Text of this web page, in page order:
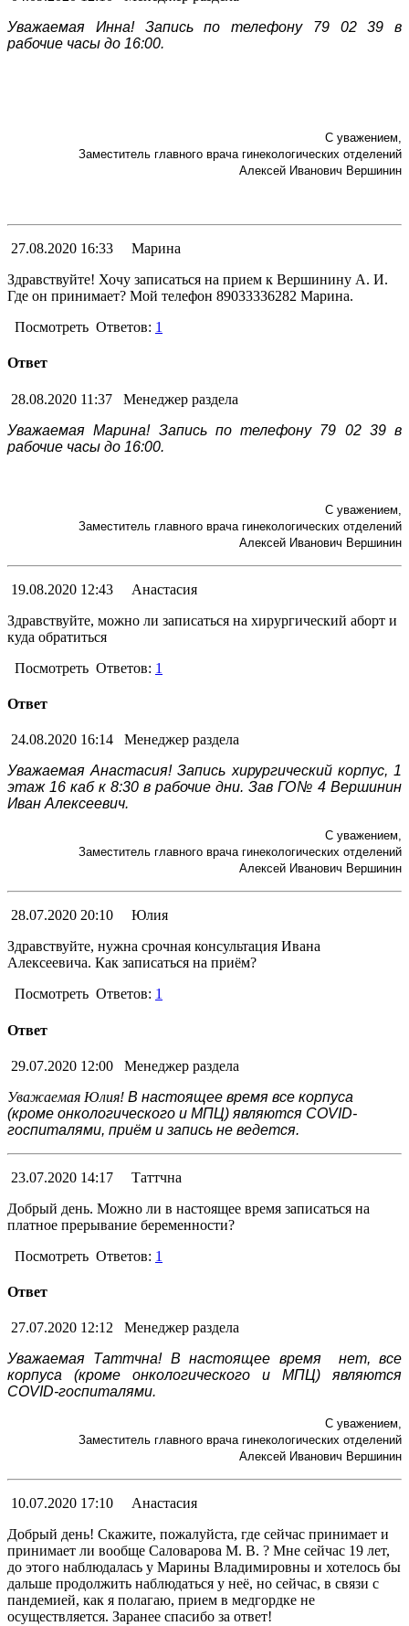
Уважаемая Инна! Запись по телефону 79 02 39 в
рабочие часы до 16:00.
С уважением,
Заместитель главного врача гинекологических отделений
Алексей Иванович Вершинин
27.08.2020 16:33
Марина
Здравствуйте! Хочу записаться на прием к Вершинину А. И.
Где он принимает? Мой телефон 89033336282 Марина.
Посмотреть Ответов: 1
Ответ
28.08.2020 11:37
Менеджер раздела
Уважаемая Марина! Запись по телефону 79 02 39 в
рабочие часы до 16:00.
С уважением,
Заместитель главного врача гинекологических отделений
Алексей Иванович Вершинин
19.08.2020 12:43
Анастасия
Здравствуйте, можно ли записаться на хирургический аборт и
куда обратиться
Посмотреть Ответов: 1
Ответ
24.08.2020 16:14
Менеджер раздела
Уважаемая Анастасия! Запись хирургический корпус, 1
этаж 16 каб к 8:30 в рабочие дни. Зав ГО№ 4 Вершинин
Иван Алексеевич.
С уважением,
Заместитель главного врача гинекологических отделений
Алексей Иванович Вершинин
28.07.2020 20:10
Юлия
Здравствуйте, нужна срочная консультация Ивана
Алексеевича. Как записаться на приём?
Посмотреть Ответов: 1
Ответ
29.07.2020 12:00
Менеджер раздела
Уважаемая Юлия! В настоящее время все корпуса
(кроме онкологического и МПЦ) являются COVID-
госпиталями, приём и запись не ведется.
23.07.2020 14:17
Таттчна
Добрый день. Можно ли в настоящее время записаться на
платное прерывание беременности?
Посмотреть Ответов: 1
Ответ
27.07.2020 12:12
Менеджер раздела
Уважаемая Таттчна! В настоящее время нет, все
корпуса (кроме онкологического и МПЦ) являются
COVID-госпиталями.
С уважением,
Заместитель главного врача гинекологических отделений
Алексей Иванович Вершинин
10.07.2020 17:10
Анастасия
Добрый день! Скажите, пожалуйста, где сейчас принимает и
принимает ли вообще Саловарова М. В. ? Мне сейчас 19 лет,
до этого наблюдалась у Марины Владимировны и хотелось бы
дальше продолжить наблюдаться у неё, но сейчас, в связи с
пандемией, как я полагаю, прием в медгордке не
осуществляется. Заранее спасибо за ответ!